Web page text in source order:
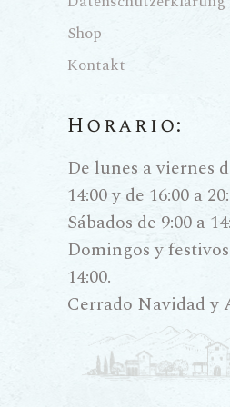
n von
Farbe,
und
Die Herstellung von
ein Prozess der
der Geduld. Im
Weißweinen
intensiven Kontakt
Shop
Kontakt
Horario:
De lunes a viernes
14:00 y de 16:00 a
Sábados de 9:00 a
Domingos y
14:00.
Cerrado Navidad y